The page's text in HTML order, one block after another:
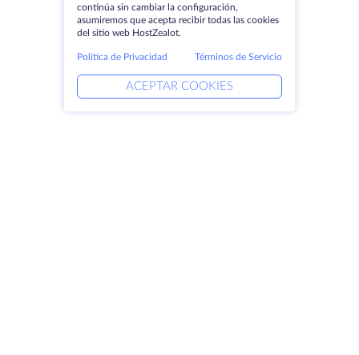
continúa sin cambiar la configuración,
asumiremos que acepta recibir todas las cookies
del sitio web HostZealot.
Política de Privacidad Términos de Servicio
ACEPTAR COOKIES